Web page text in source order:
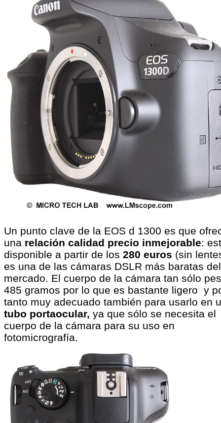
Un punto clave de la EOS d 1300 es que
una relación calidad precio inmejorable:
disponible a partir de los 280 euros (sin
es una de las cámaras DSLR más baratas del
mercado. El cuerpo de la cámara tan sólo
485 gramos por lo que es bastante ligero y
tanto muy adecuado también para usarlo en
tubo portaocular, ya que sólo se necesita el
cuerpo de la cámara para su uso en
fotomicrografía.